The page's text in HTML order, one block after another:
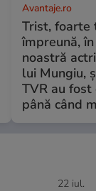
Avantaje.ro
Trist, foarte
împreună,
noastră
lui Mungiu,
TVR au
până când
22 iul.